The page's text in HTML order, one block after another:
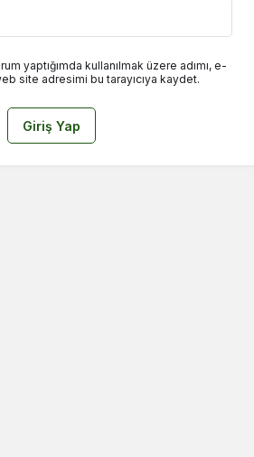
yaptığımda kullanılmak üzere adımı, e-
site adresimi bu tarayıcıya kaydet.
Giriş Yap